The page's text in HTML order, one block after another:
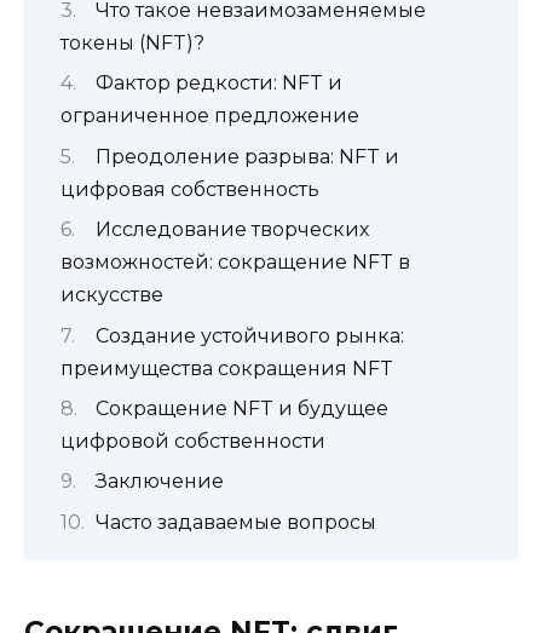
Что такое невзаимозаменяемые
токены (NFT)?
Фактор редкости: NFT и
ограниченное предложение
Преодоление разрыва: NFT и
цифровая собственность
Исследование творческих
возможностей: сокращение NFT в
искусстве
Создание устойчивого рынка:
преимущества сокращения NFT
Сокращение NFT и будущее
цифровой собственности
Заключение
Часто задаваемые вопросы